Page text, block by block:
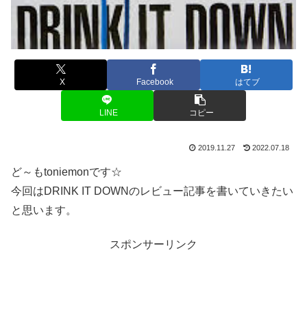
X Facebook はてブ
LINE コピー
2019.11.27 2022.07.18
ど～もtoniemonです☆
今回はDRINK IT DOWNのレビュー記事を書いていきたい
と思います。
スポンサーリンク